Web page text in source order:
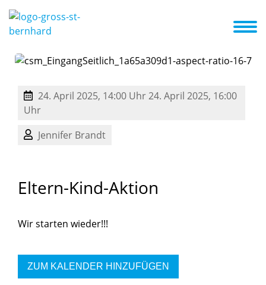
Kita-ABC
24. April 2025, 14:00 Uhr24. April 2025, 16:00
Uhr
Jennifer Brandt
Eltern-Kind-Aktion
Wir starten wieder!!!
ZUM KALENDER HINZUFÜGEN